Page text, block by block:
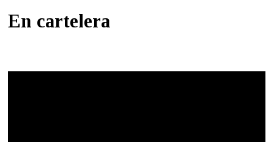
En cartelera